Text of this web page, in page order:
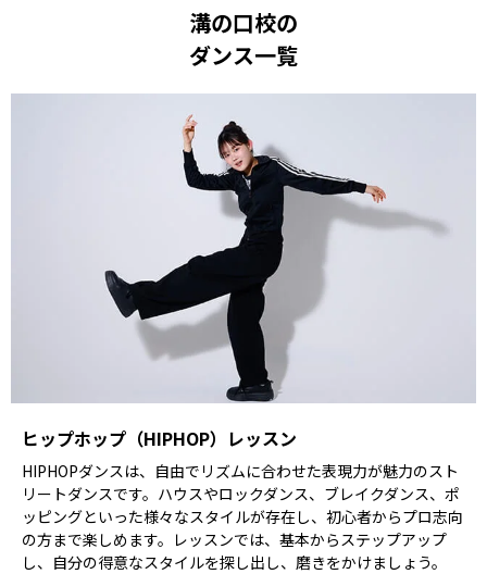
溝の口校の
ダンス一覧
ヒップホップ（HIPHOP）レッスン
HIPHOPダンスは、自由でリズムに合わせた表現力が魅力のスト
リートダンスです。ハウスやロックダンス、ブレイクダンス、ポ
ッピングといった様々なスタイルが存在し、初心者からプロ志向
の方まで楽しめます。レッスンでは、基本からステップアップ
し、自分の得意なスタイルを探し出し、磨きをかけましょう。